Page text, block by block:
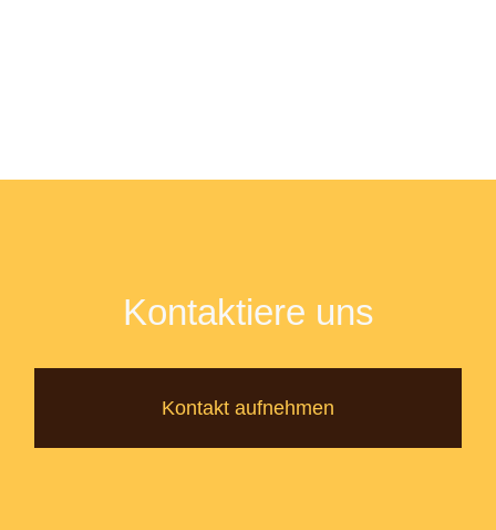
Kontaktiere uns
Kontakt aufnehmen